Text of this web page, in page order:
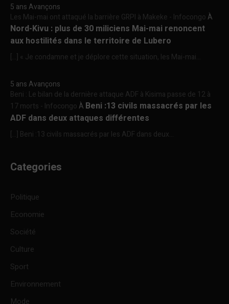
5 ans Avançons
Les Mai-mai ont attaqué la barrière GRPI à Makeke - InfocongoÀ
Nord-Kivu : plus de 30 miliciens Mai-mai renoncent
aux hostilités dans le territoire de Lubero
[…] « Je condamne et je déplore cette situation, les Mai-mai...
5 ans Avançons
Beni : Le bilan de la dernière attaque ADF à Kisima passe de 12 à
17 morts - InfocongoÀ Beni :13 civils massacrés par les
ADF dans deux attaques différentes
[…] Beni :13 civils massacrés par les ADF dans deux...
Categories
Politique
Economie
Société
Culture
Sport
Environnement
Mode